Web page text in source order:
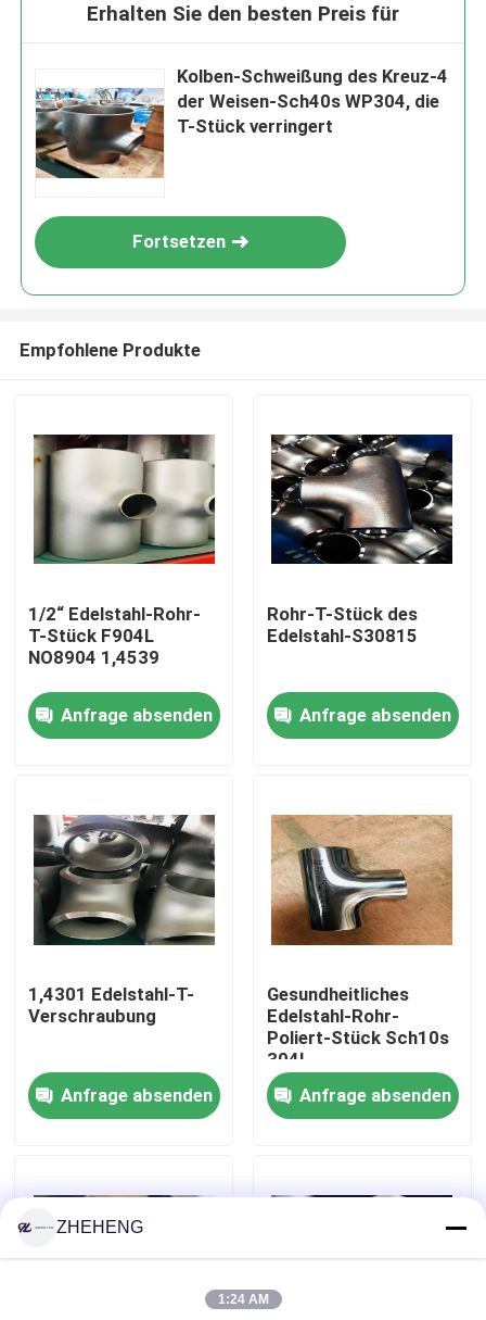
Haus
Über uns
Fabrik-Ausflug
Edelstahl-Fitting
Edelstahl-Rohrbogen
Edelstahlrohrt-stück
Erhalten Sie den besten Preis für
Kolben-Schweißung des Kreuz-4
der Weisen-Sch40s WP304, die
T-Stück verringert
Fortsetzen
Empfohlene Produkte
1/2“ Edelstahl-Rohr-
T-Stück F904L
NO8904 1,4539
Anfrage absenden
Rohr-T-Stück des
Edelstahl-S30815
Anfrage absenden
1,4301 Edelstahl-T-
Verschraubung
Anfrage absenden
Gesundheitliches
Edelstahl-Rohr-
Poliert-Stück Sch10s
304L
Anfrage absenden
ZHEHENG
1:24 AM